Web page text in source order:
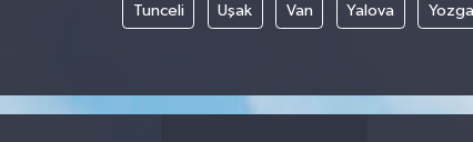
Tunceli Uşak Van Yalova